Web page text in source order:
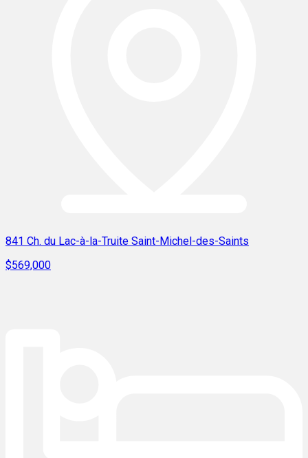
841 Ch. du Lac-à-la-Truite Saint-Michel-des-Saints
$569,000